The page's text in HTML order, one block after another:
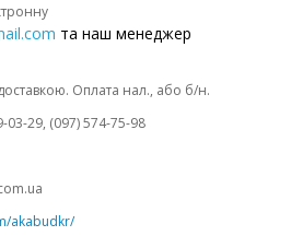
та наш менеджер
Оплата нал., або б/н.
03-29, (097) 574-75-98
akabudkr/